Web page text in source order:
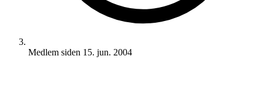
Medlem siden 15. jun. 2004